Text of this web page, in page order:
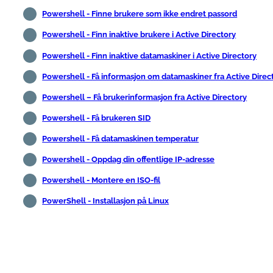
Powershell - Finne brukere som ikke endret passord
Powershell - Finn inaktive brukere i Active Directory
Powershell - Finn inaktive datamaskiner i Active Directory
Powershell - Få informasjon om datamaskiner fra Active
Powershell – Få brukerinformasjon fra Active Directory
Powershell - Få brukeren SID
Powershell - Få datamaskinen temperatur
Powershell - Oppdag din offentlige IP-adresse
Powershell - Montere en ISO-fil
PowerShell - Installasjon på Linux